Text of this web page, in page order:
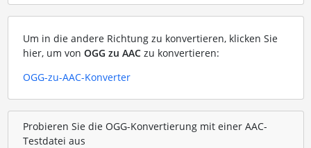
Um in die andere Richtung zu konvertieren, klicken Sie
hier, um von OGG zu AACzu konvertieren:
OGG-zu-AAC-Konverter
Probieren Sie die OGG-Konvertierung mit einer AAC-
Testdatei aus